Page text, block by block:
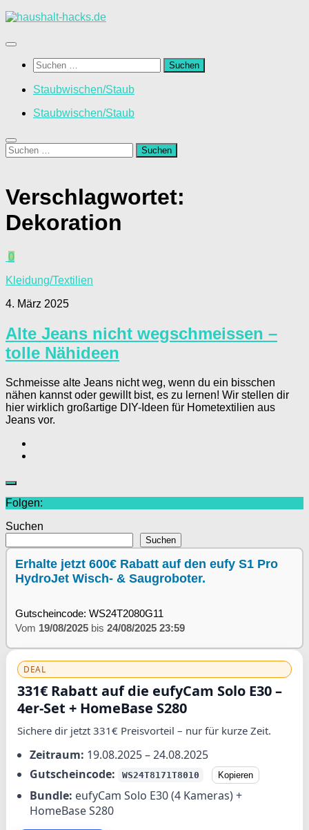
Zum
springen
Suchen
nach:
Staubwischen/Staub
Staubwischen/Staub
Suchen
nach:
Verschlagwortet:
Dekoration
0
Kleidung/Textilien
4. März 2025
Alte Jeans nicht wegschmeissen –
tolle Nähideen
Schmeisse alte Jeans nicht weg, wenn du ein bisschen
nähen kannst oder gewillt bist, es zu lernen! Wir stellen dir
hier wirklich großartige DIY-Ideen für Hometextilien aus
Jeans vor.
Folgen:
Suchen
Suchen
Erhalte jetzt 600€ Rabatt auf den eufy S1 Pro
HydroJet Wisch- & Saugroboter.
Gutscheincode: WS24T2080G11
Vom 19/08/2025 bis 24/08/2025 23:59
DEAL
331€ Rabatt auf die eufyCam Solo E30 –
4er-Set + HomeBase S280
Sichere dir jetzt 331€ Preisvorteil – nur für kurze Zeit.
Zeitraum: 19.08.2025 – 24.08.2025
Gutscheincode:
WS24T8171T8010 Kopieren
Bundle: eufyCam Solo E30 (4 Kameras) +
HomeBase S280